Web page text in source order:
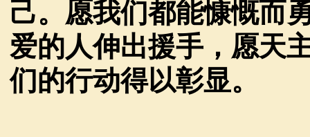
己。愿我们都能慷慨而
爱的人伸出援手，愿天
们的行动得以彰显。